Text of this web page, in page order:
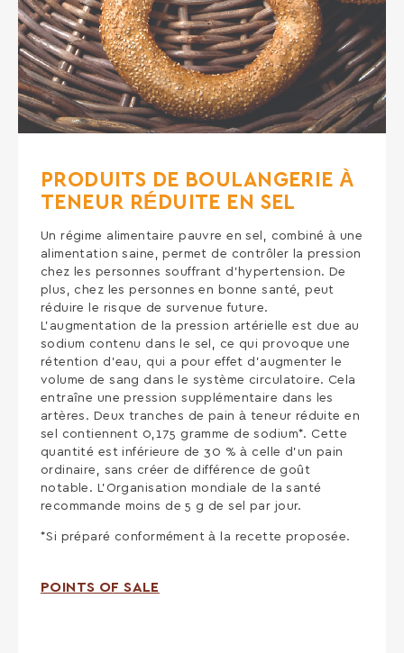
PRODUITS DE BOULANGERIE À
TENEUR RÉDUITE EN SEL
Un régime alimentaire pauvre en sel, combiné à une
alimentation saine, permet de contrôler la pression
chez les personnes souffrant d’hypertension. De
plus, chez les personnes en bonne santé, peut
réduire le risque de survenue future.
L’augmentation de la pression artérielle est due au
sodium contenu dans le sel, ce qui provoque une
rétention d’eau, qui a pour effet d’augmenter le
volume de sang dans le système circulatoire. Cela
entraîne une pression supplémentaire dans les
artères. Deux tranches de pain à teneur réduite en
sel contiennent 0,175 gramme de sodium*. Cette
quantité est inférieure de 30 % à celle d’un pain
ordinaire, sans créer de différence de goût
notable. L’Organisation mondiale de la santé
recommande moins de 5 g de sel par jour.
*Si préparé conformément à la recette proposée.
POINTS OF SALE